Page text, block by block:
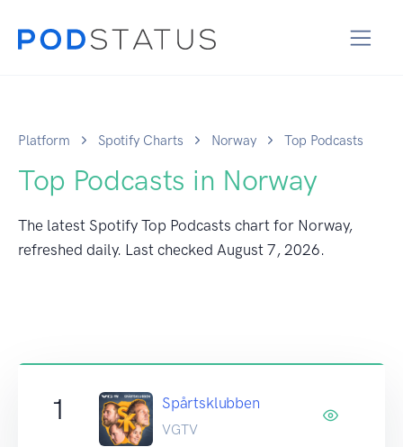
Platform Spotify Charts Norway Top Podcasts
Top Podcasts in Norway
The latest Spotify Top Podcasts chart for Norway,
refreshed daily. Last checked August 7, 2026.
1 Spårtsklubben
VGTV